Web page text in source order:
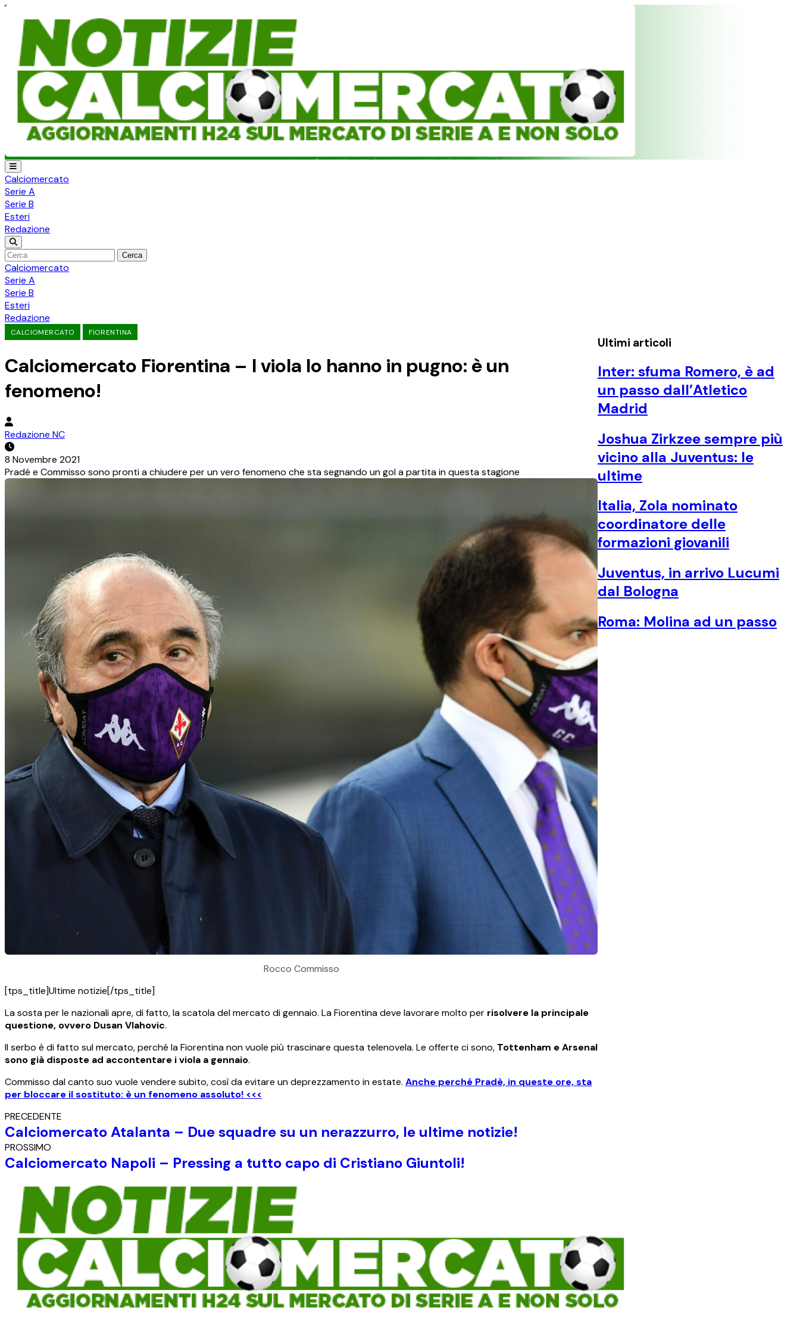
Calciomercato
Serie A
Serie B
Esteri
Redazione
Cerca
Calciomercato
Serie A
Serie B
Esteri
Redazione
CALCIOMERCATO FIORENTINA
Calciomercato Fiorentina – I viola lo hanno in pugno: è un
fenomeno!
Redazione NC
8 Novembre 2021
Pradé e Commisso sono pronti a chiudere per un vero fenomeno che sta segnando un gol a partita in questa stagione
Rocco Commisso
[tps_title]Ultime notizie[/tps_title]
La sosta per le nazionali apre, di fatto, la scatola del mercato di gennaio. La Fiorentina deve lavorare molto per risolvere la principale
questione, ovvero Dusan Vlahovic.
Il serbo è di fatto sul mercato, perché la Fiorentina non vuole più trascinare questa telenovela. Le offerte ci sono, Tottenham e Arsenal
sono già disposte ad accontentare i viola a gennaio.
Commisso dal canto suo vuole vendere subito, così da evitare un deprezzamento in estate. Anche perché Pradè, in queste ore, sta
per bloccare il sostituto: è un fenomeno assoluto! <<<
PRECEDENTE
Calciomercato Atalanta – Due squadre su un nerazzurro, le ultime notizie!
PROSSIMO
Calciomercato Napoli – Pressing a tutto capo di Cristiano Giuntoli!
Ultimi articoli
Inter: sfuma Romero, è ad
un passo dall’Atletico
Madrid
Joshua Zirkzee sempre più
vicino alla Juventus: le
ultime
Italia, Zola nominato
coordinatore delle
formazioni giovanili
Juventus, in arrivo Lucumi
dal Bologna
Roma: Molina ad un passo